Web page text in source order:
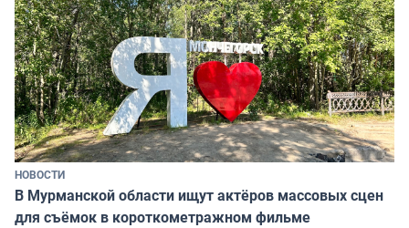
НОВОСТИ
В Мурманской области ищут актёров массовых сцен
для съёмок в короткометражном фильме